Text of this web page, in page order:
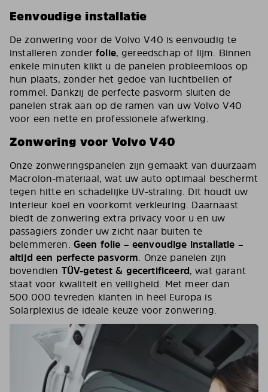
Eenvoudige installatie
De zonwering voor de Volvo V40 is eenvoudig te
installeren zonderfolie, gereedschap of lijm. Binnen
enkele minuten klikt u de panelen probleemloos op
hun plaats, zonder het gedoe van luchtbellen of
rommel. Dankzij de perfecte pasvorm sluiten de
panelen strak aan op de ramen van uw Volvo V40
voor een nette en professionele afwerking.
Zonwering voor Volvo V40
Onze zonweringspanelen zijn gemaakt van duurzaam
Macrolon-materiaal, wat uw auto optimaal beschermt
tegen hitte en schadelijke UV-straling. Dit houdt uw
interieur koel en voorkomt verkleuring. Daarnaast
biedt de zonwering extra privacy voor u en uw
passagiers zonder uw zicht naar buiten te
belemmeren. Geen folie – eenvoudige installatie –
altijd een perfecte pasvorm. Onze panelen zijn
bovendien TÜV-getest & gecertificeerd, wat garant
staat voor kwaliteit en veiligheid. Met meer dan
500.000 tevreden klanten in heel Europa is
Solarplexius de ideale keuze voor zonwering.